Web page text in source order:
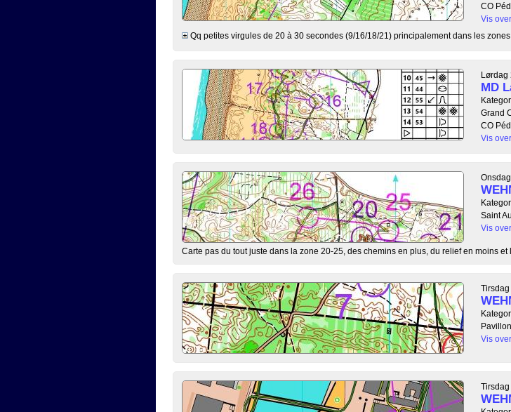
CO
Vis
Qq petites virgules de 20 à 30 secondes (9/16/18/21) principalement dans les
Lørdag
MD
Grand
CO
Vis
Saint
Vis
Carte pas du tout juste dans la zone 20-25, des chemins en plus, du relief en moins et
Vis